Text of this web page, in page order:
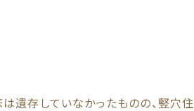
遺存していなかったものの、竪穴住